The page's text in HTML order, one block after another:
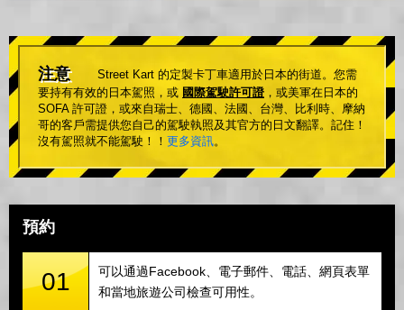
注意
Street Kart 的定製卡丁車適用於日本的街道。您需
要持有有效的日本駕照，或 國際駕駛許可證 ，或美軍在日本的
SOFA 許可證，或來自瑞士、德國、法國、台灣、比利時、摩納
哥的客戶需提供您自己的駕駛執照及其官方的日文翻譯。記住！
沒有駕照就不能駕駛！！ 更多資訊。
預約
01
可以通過Facebook、電子郵件、電話、網頁表單
和當地旅遊公司檢查可用性。